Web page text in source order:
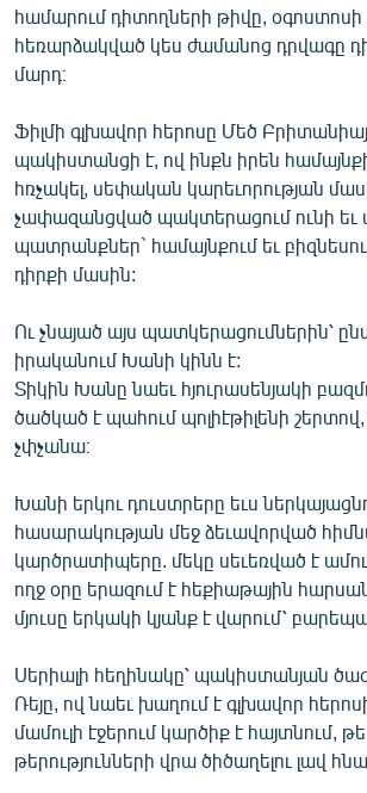
համարում դիտողների թիվը, օգոստոսի
հեռարձակված կես ժամանոց դրվագը
մարդ։
Ֆիլմի գլխավոր հերոսը Մեծ
պակիստանցի է, ով ինքն իրեն
հռչակել, սեփական կարեւորության
չափազանցված պակտերացում ունի եւ
պատրանքներ` համայնքում եւ
դիրքի մասին:
Ու չնայած այս պատկերացումներին՝
իրականում Խանի կինն է:
Տիկին Խանը նաեւ հյուրասենյակի
ծածկած է պահում պոլիէթիլենի
չփչանա։
Խանի երկու դուստրերը եւս
հասարակության մեջ ձեւավորված
կարծրատիպերը. մեկը սեւեռված է
ողջ օրը երազում է հեքիաթային
մյուսը երկակի կյանք է վարում՝
Սերիալի հեղինակը՝ պակիստանյան
Ռեյը, ով նաեւ խաղում է գլխավոր
մամուլի էջերում կարծիք է հայտնում,
թերությունների վրա ծիծաղելու լավ